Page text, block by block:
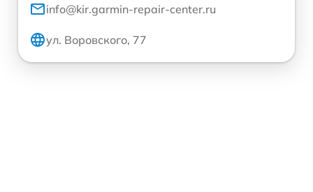
info@kir.garmin-repair-center.ru
ул. Воровского, 77